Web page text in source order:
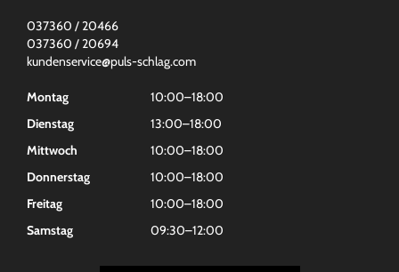
037360 / 20466
037360 / 20694
kundenservice@puls-schlag.com
Montag
10:00–18:00
Dienstag
13:00–18:00
Mittwoch
10:00–18:00
Donnerstag
10:00–18:00
Freitag
10:00–18:00
Samstag
09:30–12:00